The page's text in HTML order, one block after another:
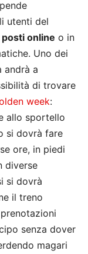
utenti del
online o in
Uno dei
andrà a
di trovare
week:
allo sportello
si dovrà fare
ore, in piedi
diverse
si dovrà
il treno
senza dover
magari